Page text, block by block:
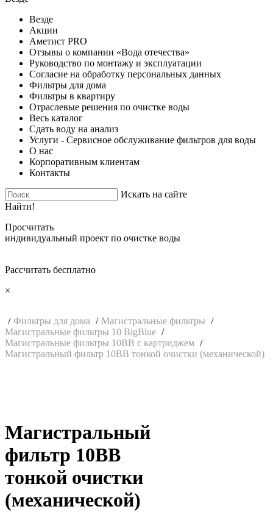
Везде
Акции
Аметист PRO
Отзывы о компании «Вода отечества»
Руководство по монтажу и эксплуатации
Согласие на обработку персональных данных
Фильтры для дома
Фильтры в квартиру
Отраслевые решения по очистке воды
Весь каталог
Сдать воду на анализ
Услуги - Сервисное обслуживание фильтров для воды
О нас
Корпоративным клиентам
Контакты
Искать на сайте
Найти!
Просчитать
индивидуальный проект по очистке воды
Рассчитать бесплатно
×
Фильтры для дома
Магистральные фильтры
Магистральные фильтры 10 BigBlue
Магистральные фильтры 10BB с картриджем
Магистральный фильтр 10BB тонкой очистки (механической)
Магистральный
фильтр 10BB
тонкой очистки
(механической)